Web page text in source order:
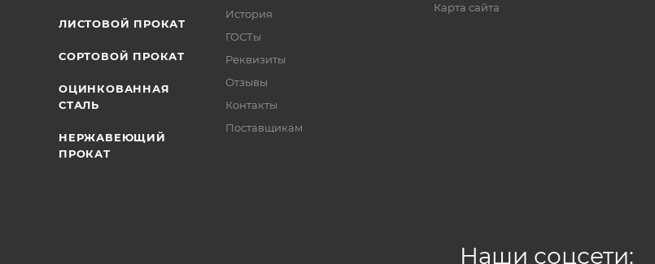
ЛИСТОВОЙ ПРОКАТ
СОРТОВОЙ ПРОКАТ
ОЦИНКОВАННАЯ
СТАЛЬ
НЕРЖАВЕЮЩИЙ
ПРОКАТ
История
ГОСТы
Реквизиты
Отзывы
Контакты
Поставщикам
Карта сайта
Наши соцсети: